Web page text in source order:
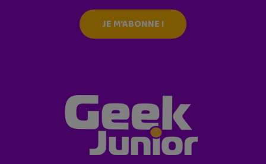
JE M'ABONNE !